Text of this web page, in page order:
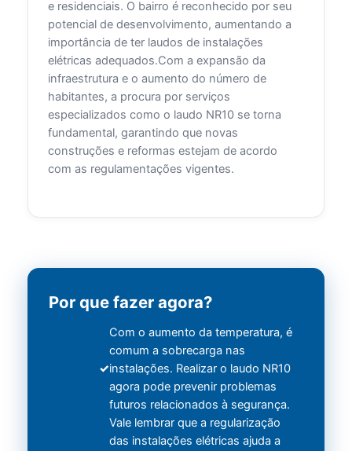
e residenciais. O bairro é reconhecido por seu
potencial de desenvolvimento, aumentando a
importância de ter laudos de instalações
elétricas adequados.Com a expansão da
infraestrutura e o aumento do número de
habitantes, a procura por serviços
especializados como o laudo NR10 se torna
fundamental, garantindo que novas
construções e reformas estejam de acordo
com as regulamentações vigentes.
Por que fazer agora?
Com o aumento da temperatura, é
comum a sobrecarga nas
instalações. Realizar o laudo NR10
agora pode prevenir problemas
futuros relacionados à segurança.
Vale lembrar que a regularização
das instalações elétricas ajuda a